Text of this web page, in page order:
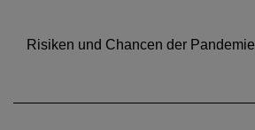
Risiken und Chancen der Pandemie